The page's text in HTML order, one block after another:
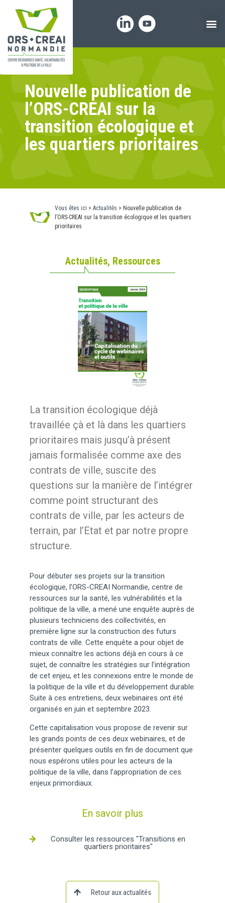
Nouvelle publication de
l’ORS-CREAI sur la
transition écologique et
les quartiers prioritaires
Vous êtes ici > Actualités > Nouvelle publication de
l’ORS-CREAI sur la transition écologique et les quartiers
prioritaires
Actualités, Ressources
La transition écologique déjà
travaillée çà et là dans les quartiers
prioritaires mais jusqu’à présent
jamais formalisée comme axe des
contrats de ville, suscite des
questions sur la manière de l’intégrer
comme point structurant des
contrats de ville, par les acteurs de
terrain, par l’Etat et par notre propre
structure.
Pour débuter ses projets sur la transition
écologique, l’ORS-CREAI Normandie, centre de
ressources sur la santé, les vulnérabilités et la
politique de la ville, a mené une enquête auprès de
plusieurs techniciens des collectivités, en
première ligne sur la construction des futurs
contrats de ville. Cette enquête a pour objet de
mieux connaître les actions déjà en cours à ce
sujet, de connaître les stratégies sur l’intégration
de cet enjeu, et les connexions entre le monde de
la politique de la ville et du développement durable.
Suite à ces entretiens, deux webinaires ont été
organisés en juin et septembre 2023.
Cette capitalisation vous propose de revenir sur
les grands points de ces deux webinaires, et de
présenter quelques outils en fin de document que
nous espérons utiles pour les acteurs de la
politique de la ville, dans l’appropriation de ces
enjeux primordiaux.
En savoir plus
Consulter les ressources "Transitions en
quartiers prioritaires"
Retour aux actualités
Panneau de gestion des cookies